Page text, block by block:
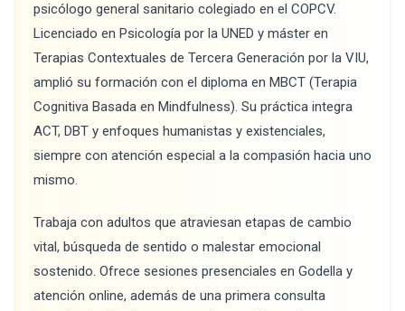
psicólogo general sanitario colegiado en el COPCV.
Licenciado en Psicología por la UNED y máster en
Terapias Contextuales de Tercera Generación por la VIU,
amplió su formación con el diploma en MBCT (Terapia
Cognitiva Basada en Mindfulness). Su práctica integra
ACT, DBT y enfoques humanistas y existenciales,
siempre con atención especial a la compasión hacia uno
mismo.
Trabaja con adultos que atraviesan etapas de cambio
vital, búsqueda de sentido o malestar emocional
sostenido. Ofrece sesiones presenciales en Godella y
atención online, además de una primera consulta